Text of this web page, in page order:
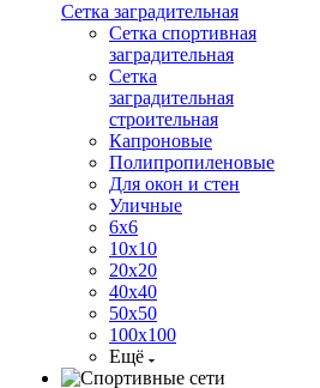
Сетка заградительная
Сетка спортивная
заградительная
Сетка
заградительная
строительная
Капроновые
Полипропиленовые
Для окон и стен
Уличные
6х6
10х10
20х20
40х40
50х50
100х100
Ещё